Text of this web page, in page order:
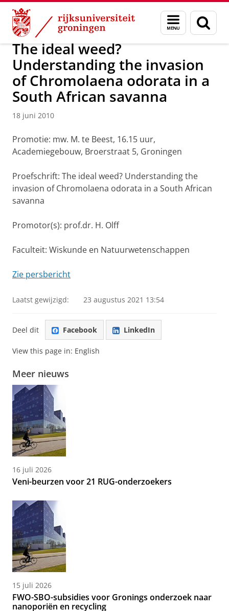
Skip
Content
Skip
Navigation
Menu
en
zoeken
Over ons Actueel Nieuws Nieuwsberichten
The ideal weed?
Understanding the invasion
of Chromolaena odorata in a
South African savanna
18 juni 2010
Promotie: mw. M. te Beest, 16.15 uur,
Academiegebouw, Broerstraat 5, Groningen
Proefschrift: The ideal weed? Understanding the
invasion of Chromolaena odorata in a South African
savanna
Promotor(s): prof.dr. H. Olff
Faculteit: Wiskunde en Natuurwetenschappen
Zie persbericht
Laatst gewijzigd: 23 augustus 2021 13:54
Deel dit Facebook LinkedIn
View this page in: English
Meer nieuws
16 juli 2026
Veni-beurzen voor 21 RUG-onderzoekers
15 juli 2026
FWO-SBO-subsidies voor Gronings onderzoek naar
nanoporiën en recycling